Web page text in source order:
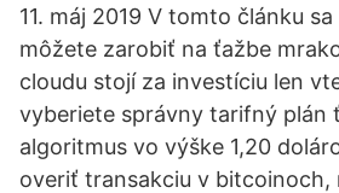
11. máj 2019 V tomto článku
môžete zarobiť na ťažbe
cloudu stojí za investíciu len
vyberiete správny tarifný plán
algoritmus vo výške 1,20
overiť transakciu v bitcoinoch,